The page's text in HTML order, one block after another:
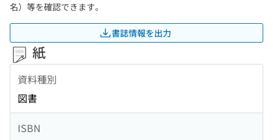
名）等を確認できます。
書誌情報を出力
紙
資料種別
図書
ISBN